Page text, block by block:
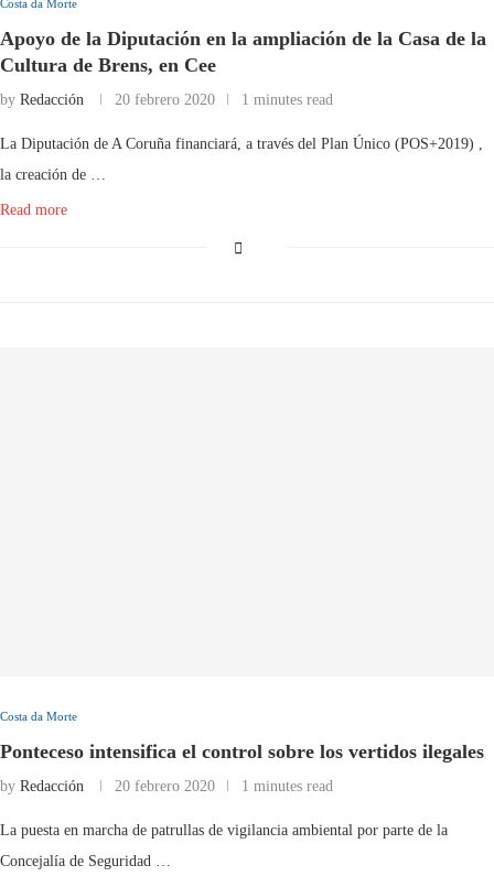
Costa da Morte
Apoyo de la Diputación en la ampliación de la Casa de la
Cultura de Brens, en Cee
by Redacción 20 febrero 2020 1 minutes read
La Diputación de A Coruña financiará, a través del Plan Único (POS+2019) ,
la creación de …
Read more
Costa da Morte
Ponteceso intensifica el control sobre los vertidos ilegales
by Redacción 20 febrero 2020 1 minutes read
La puesta en marcha de patrullas de vigilancia ambiental por parte de la
Concejalía de Seguridad …